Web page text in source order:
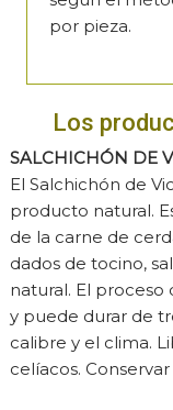
por pieza.
Los
SALCHICHÓN DE
El Salchichón de
producto natural.
de la carne de
dados de tocino,
natural. El proceso
y puede durar de
calibre y el clima.
celíacos.